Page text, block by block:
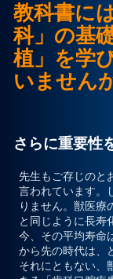
著
プラ
教科書に
科」の基
植」を学
いません
さらに重要性
先生もご存じのと
言われています。
りません。獣医療
と同じように長寿
今、その平均寿命
から先の時代は、
それにともない、